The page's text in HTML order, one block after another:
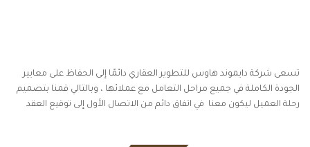
تسعى شركة دايموند هاوس للتطوير العقاري دائمًا إلى الحفاظ على معايير
الجودة الكاملة في جميع مراحل التعامل مع عملائها ، وبالتالي قمنا بتصميم
رحلة العميل ليكون معنا في اتفاق دائم من الاتصال الأول إلى توقيع العقد